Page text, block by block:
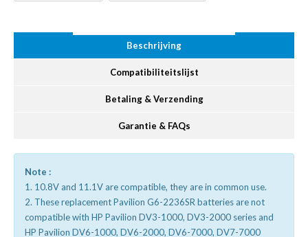
Beschrijving
Compatibiliteitslijst
Betaling & Verzending
Garantie & FAQs
Note :
1. 10.8V and 11.1V are compatible, they are in common use.
2. These replacement Pavilion G6-2236SR batteries are not
compatible with HP Pavilion DV3-1000, DV3-2000 series and
HP Pavilion DV6-1000, DV6-2000, DV6-7000, DV7-7000